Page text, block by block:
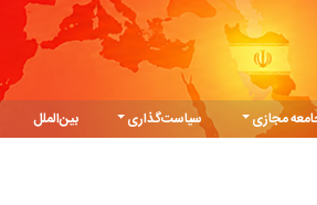
مجازی سیاست‌گذاری بین‌الملل